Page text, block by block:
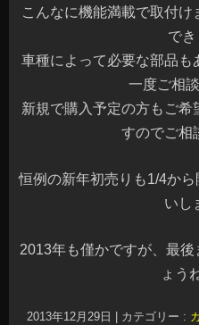
こんなに機能満載で取付
でき
車種によって必要な部品も
一度ご相
新規で購入予定の方もご希
すのでご
恒例の新年初売りも1/4か
いし
2013年も僅かですが、最
ょう
2013年12月29日 カテゴリー :